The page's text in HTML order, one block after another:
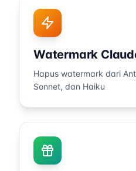
Watermark
Hapus watermark dari
Sonnet, dan Haiku